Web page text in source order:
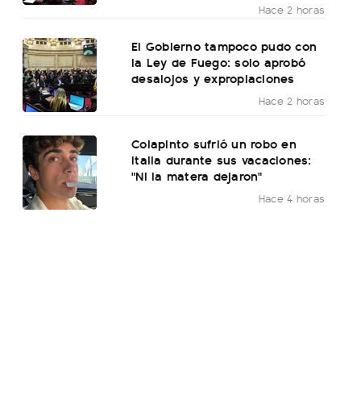
Hace 2 horas
El Gobierno tampoco pudo con
la Ley de Fuego: solo aprobó
desalojos y expropiaciones
Hace 2 horas
Colapinto sufrió un robo en
Italia durante sus vacaciones:
"Ni la matera dejaron"
Hace 4 horas